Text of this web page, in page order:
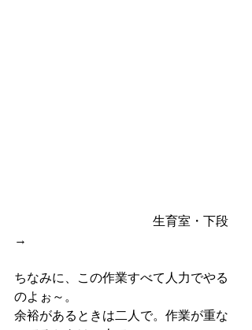
生育室・下段
→
ちなみに、この作業すべて人力でやる
のよぉ～。
余裕があるときは二人で。作業が重な